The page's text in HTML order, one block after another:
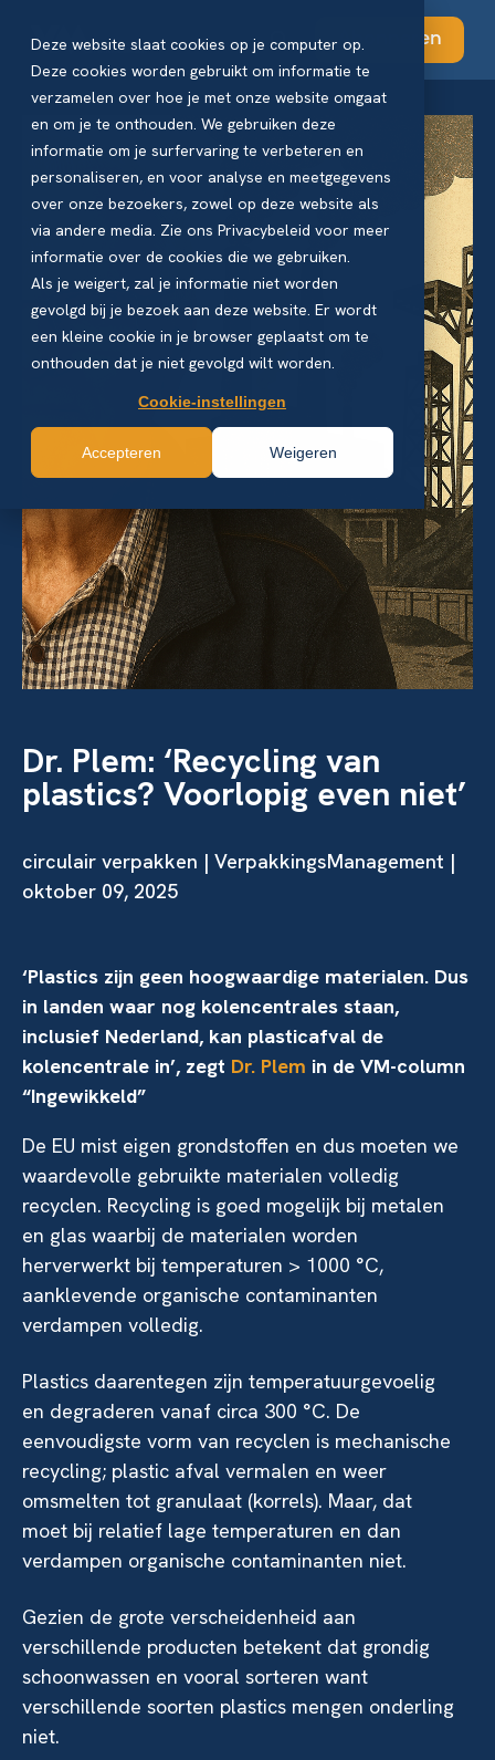
Deze website slaat cookies op je computer op.
Deze cookies worden gebruikt om informatie te
verzamelen over hoe je met onze website omgaat
en om je te onthouden. We gebruiken deze
informatie om je surfervaring te verbeteren en
personaliseren, en voor analyse en meetgegevens
over onze bezoekers, zowel op deze website als
via andere media. Zie ons Privacybeleid voor meer
informatie over de cookies die we gebruiken.
Als je weigert, zal je informatie niet worden
gevolgd bij je bezoek aan deze website. Er wordt
een kleine cookie in je browser geplaatst om te
onthouden dat je niet gevolgd wilt worden.
Cookie-instellingen
Accepteren Weigeren
Abonneren
Dr. Plem: ‘Recycling van
plastics? Voorlopig even niet’
circulair verpakken | VerpakkingsManagement |
oktober 09, 2025
‘Plastics zijn geen hoogwaardige materialen. Dus
in landen waar nog kolencentrales staan,
inclusief Nederland, kan plasticafval de
kolencentrale in’, zegt Dr. Plem in de VM-column
“Ingewikkeld”
De EU mist eigen grondstoffen en dus moeten we
waardevolle gebruikte materialen volledig
recyclen. Recycling is goed mogelijk bij metalen
en glas waarbij de materialen worden
herverwerkt bij temperaturen > 1000 °C,
aanklevende organische contaminanten
verdampen volledig.
Plastics daarentegen zijn temperatuurgevoelig
en degraderen vanaf circa 300 °C. De
eenvoudigste vorm van recyclen is mechanische
recycling; plastic afval vermalen en weer
omsmelten tot granulaat (korrels). Maar, dat
moet bij relatief lage temperaturen en dan
verdampen organische contaminanten niet.
Gezien de grote verscheidenheid aan
verschillende producten betekent dat grondig
schoonwassen en vooral sorteren want
verschillende soorten plastics mengen onderling
niet.